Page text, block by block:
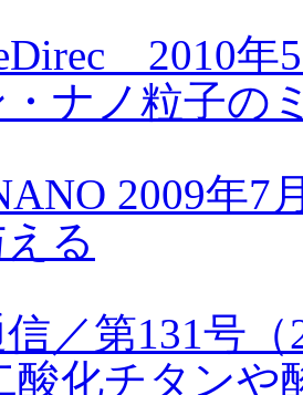
2010
ナノ粒子の
2009年
る
／第131号
酸化チタンや